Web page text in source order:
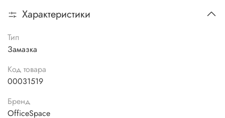
Характеристики
Тип
Замазка
Код товара
00031519
Бренд
OfficeSpace